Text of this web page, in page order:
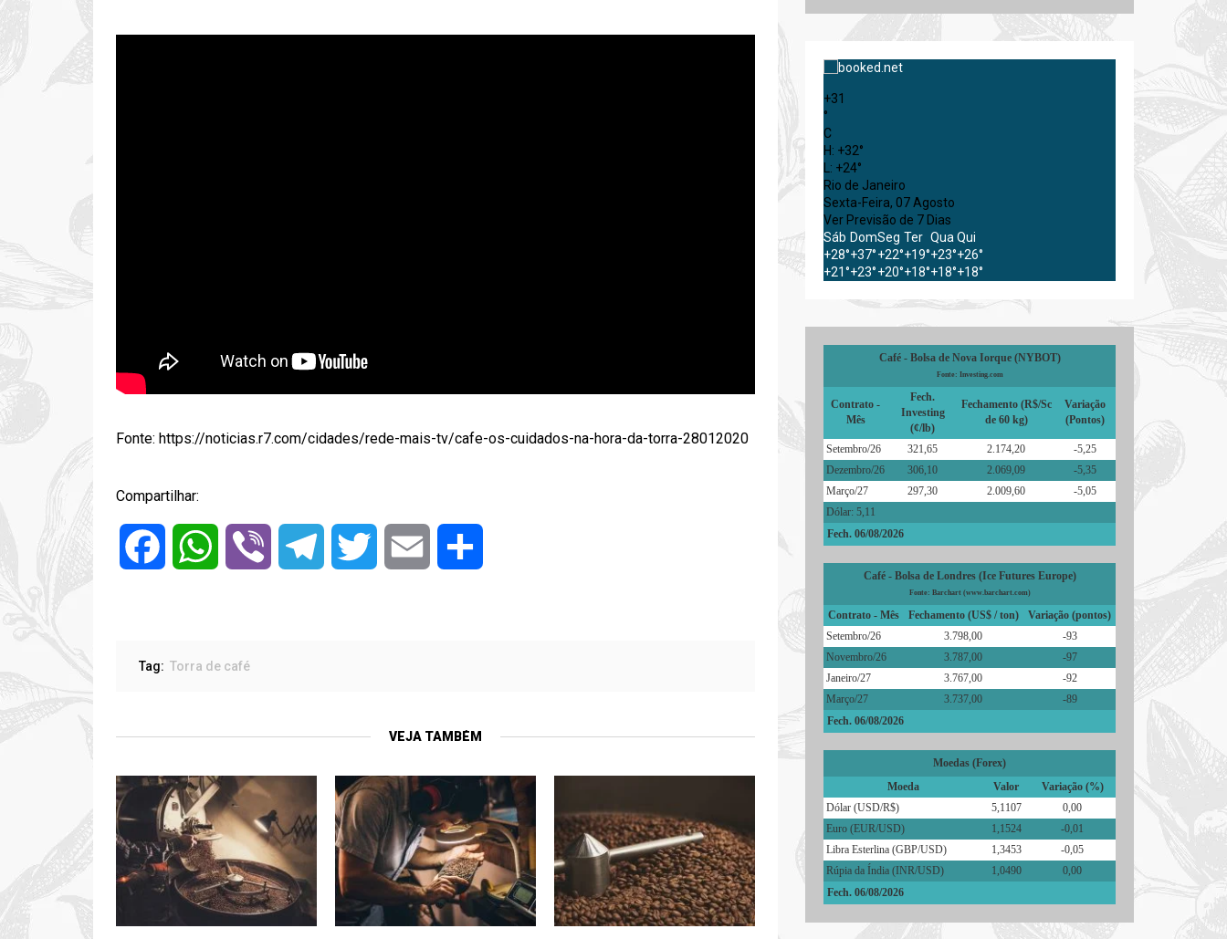
+31
°
C
H: +32°
L: +24°
Rio de Janeiro
Sexta-Feira, 07 Agosto
Ver Previsão de 7 Dias
Sáb DomSeg Ter QuaQui
+28°+37°+22°+19°+23°+26°
+21°+23°+20°+18°+18°+18°
Café - Bolsa de Nova Iorque (NYBOT)
Fonte: Investing.com
Contrato -
Mês
Fech.
Investing
(¢/lb)
Fechamento (R$/Sc
de 60 kg)
Variação
(Pontos)
Setembro/26 321,65 2.174,20
-5,25
Dezembro/26
306,10 2.069,09
-5,35
Março/27
297,30 2.009,60
-5,05
Dólar: 5,11
Fech. 06/08/2026
Café - Bolsa de Londres (Ice Futures Europe)
Fonte: Barchart (www.barchart.com)
Contrato - Mês Fechamento (US$ / ton)
Variação (pontos)
Setembro/26
3.798,00
-93
Novembro/26
3.787,00
-97
Janeiro/27
3.767,00
-92
Março/27
3.737,00
-89
Fech. 06/08/2026
Moedas (Forex)
Moeda
Valor
Variação (%)
Dólar (USD/R$)
5,1107
0,00
Euro (EUR/USD)
1,1524
-0,01
Libra Esterlina (GBP/USD)
1,3453
-0,05
Rúpia da Índia (INR/USD)
1,0490
0,00
Fech. 06/08/2026
Fonte: https://noticias.r7.com/cidades/rede-mais-tv/cafe-os-cuidados-na-hora-da-torra-28012020
Compartilhar:
Facebook WhatsApp Viber Telegram Twitter Email
Tag: Torra de café
VEJA TAMBÉM